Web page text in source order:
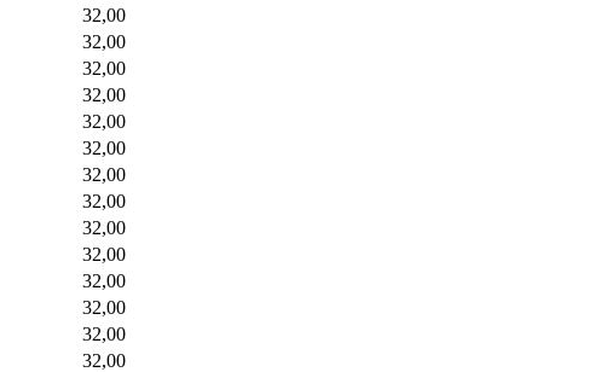
32,00
32,00
32,00
32,00
32,00
32,00
32,00
32,00
32,00
32,00
32,00
32,00
32,00
32,00